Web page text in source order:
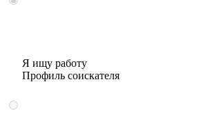
Я ищу работу
Профиль соискателя